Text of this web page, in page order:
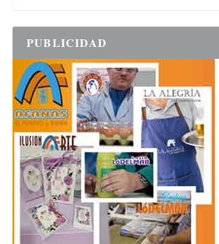
PUBLICIDAD